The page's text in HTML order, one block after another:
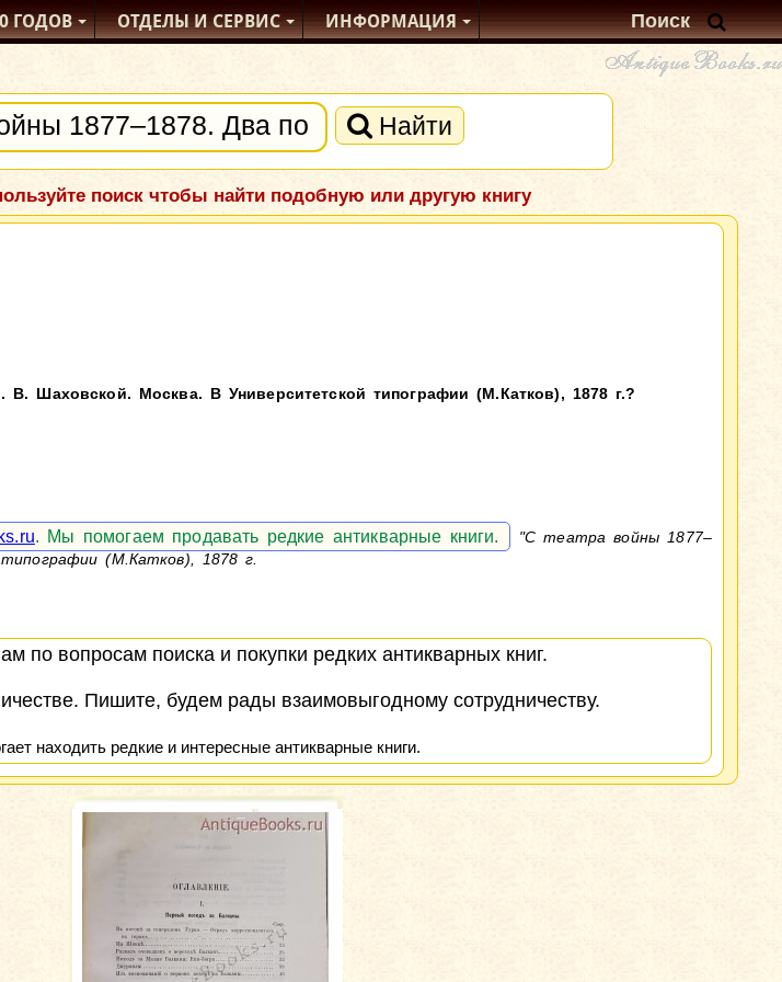
ГОДОВ ОТДЕЛЫИ СЕРВИС ИНФОРМАЦИЯ
Найти
поиск чтобы найти подобную или другую книгу
Шаховской. Москва. В Университетской типографии (М.Катков), 1878 г.?
. Мы помогаем продавать редкие антикварные книги.
"С театра войны 1877–
(М.Катков), 1878 г.
вопросам поиска и покупки редких антикварных книг.
Пишите, будем рады взаимовыгодному сотрудничеству.
находить редкие и интересные антикварные книги.